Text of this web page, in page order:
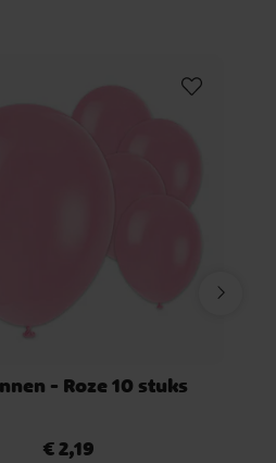
- Roze 10 stuks
Prijs :€ 2,19
€ 2,19